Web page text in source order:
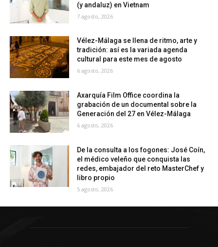
(y andaluz) en Vietnam
7 agosto, 2026
Vélez-Málaga se llena de ritmo, arte y
tradición: así es la variada agenda
cultural para este mes de agosto
6 agosto, 2026
Axarquía Film Office coordina la
grabación de un documental sobre la
Generación del 27 en Vélez-Málaga
6 agosto, 2026
De la consulta a los fogones: José Coín,
el médico veleño que conquista las
redes, embajador del reto MasterChef y
libro propio
5 agosto, 2026